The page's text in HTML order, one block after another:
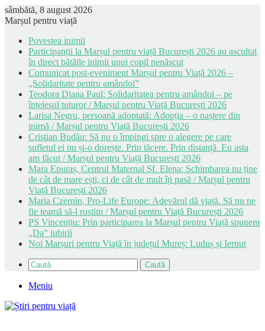
sâmbătă, 8 august 2026
Marșul pentru viață
Povestea inimii
Participanții la Marșul pentru viață București 2026 au ascultat
în direct bătăile inimii unui copil nenăscut
Comunicat post-eveniment Marșul pentru Viață 2026 –
„Solidaritate pentru amândoi”
Teodora Diana Paul: Solidaritatea pentru amândoi – pe
înțelesul tuturor / Marșul pentru Viață București 2026
Larisa Negru, persoană adoptată: Adopția – o naștere din
inimă / Marșul pentru Viață București 2026
Cristian Budău: Să nu o împingi spre o alegere pe care
sufletul ei nu și-o dorește. Prin tăcere. Prin distanță. Eu asta
am făcut / Marșul pentru Viață București 2026
Mara Epuraș, Centrul Maternal Sf. Elena: Schimbarea nu ține
de cât de mare ești, ci de cât de mult îți pasă / Marșul pentru
Viață București 2026
Maria Czernin, Pro-Life Europe: Adevărul dă viață. Să nu ne
fie teamă să-l rostim / Marșul pentru Viață București 2026
PS Vincențiu: Prin participarea la Marșul pentru Viață spunem
„Da” iubirii
Noi Marșuri pentru Viață în județul Mureș: Luduș și Iernut
Caută
Meniu